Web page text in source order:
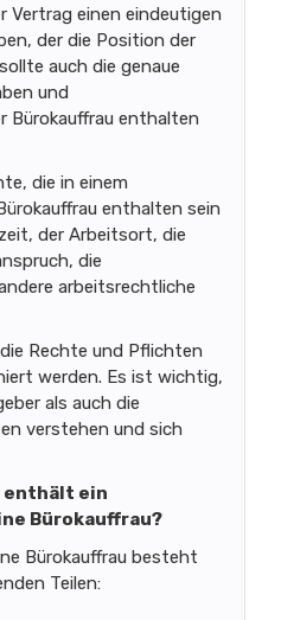
Vertrag einen eindeutigen
der die Position der
auch die genaue
und
Bürokauffrau enthalten
die in einem
enthalten sein
der Arbeitsort, die
die
arbeitsrechtliche
Rechte und Pflichten
werden. Es ist wichtig,
als auch die
verstehen und sich
enthält ein
Bürokauffrau?
Bürokauffrau besteht
Teilen: